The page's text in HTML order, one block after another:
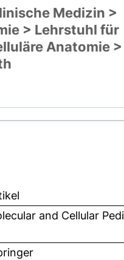
Medizin >
> Lehrstuhl für
Anatomie >
and Cellular